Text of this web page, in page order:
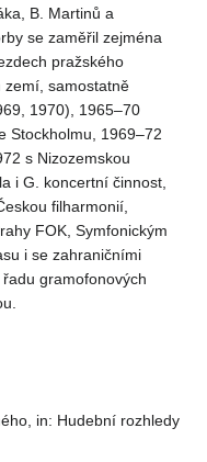
B. Martinů a
se zaměřil zejména
pražského
zemí, samostatně
1970), 1965–70
Stockholmu, 1969–72
s Nizozemskou
i G. koncertní činnost,
filharmonií,
FOK, Symfonickým
i se zahraničními
gramofonových
in: Hudební rozhledy